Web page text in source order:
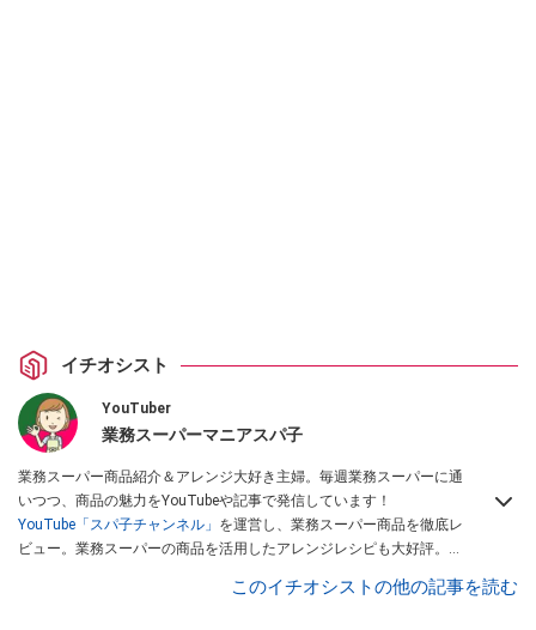
イチオシスト
YouTuber
業務スーパーマニアスパ子
業務スーパー商品紹介＆アレンジ大好き主婦。毎週業務スーパーに通
いつつ、商品の魅力をYouTubeや記事で発信しています！
YouTube「スパ子チャンネル」 を運営し、業務スーパー商品を徹底レ
ビュー。業務スーパーの商品を活用したアレンジレシピも大好評。時
このイチオシストの他の記事を読む